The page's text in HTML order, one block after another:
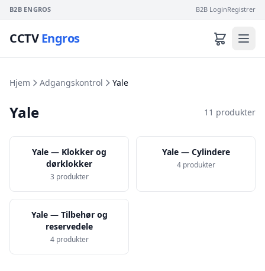
B2B ENGROS B2B LoginRegistrer
CCTVEngros
Hjem Adgangskontrol Yale
Yale 11 produkter
Yale — Klokker og
dørklokker
3 produkter
Yale — Cylindere
4 produkter
Yale — Tilbehør og
reservedele
4 produkter